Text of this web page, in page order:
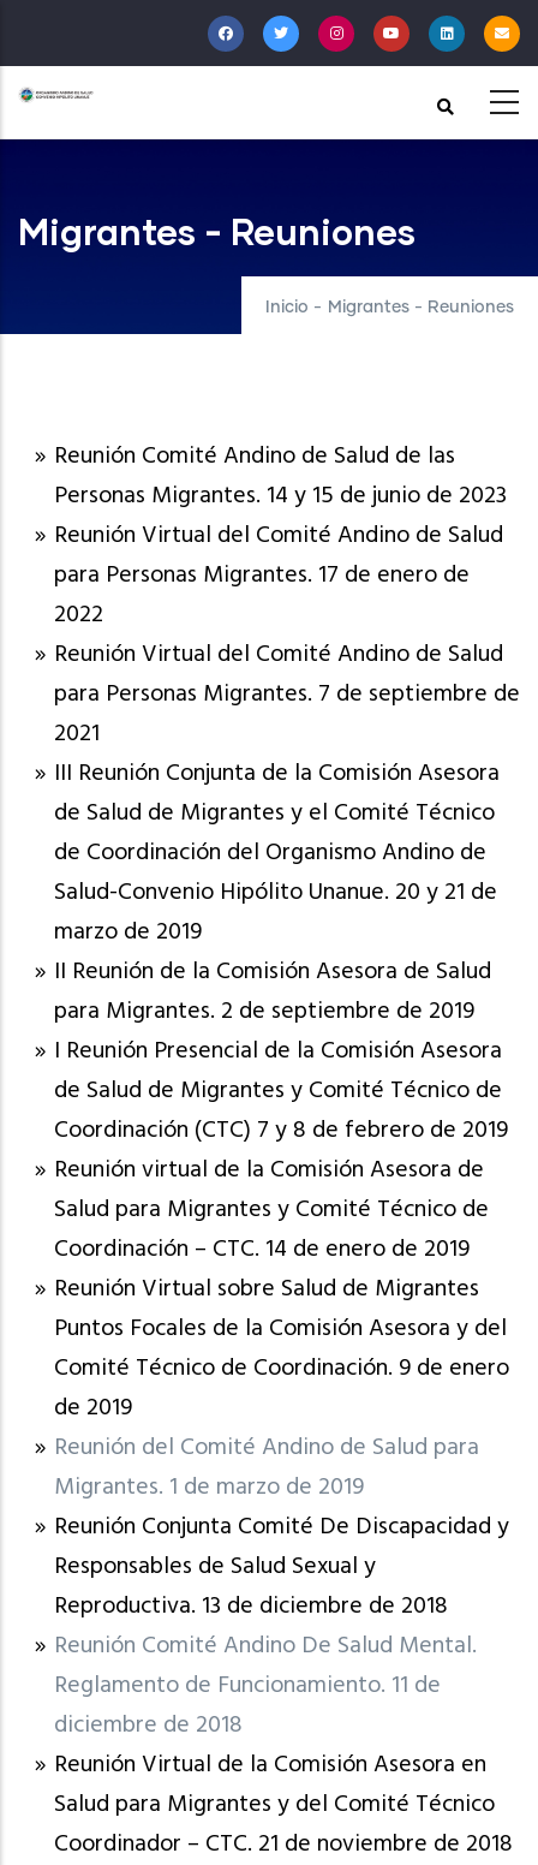
al
contenido
principal
Migrantes - Reuniones
Inicio - Migrantes - Reuniones
Reunión Comité Andino de Salud de las
Personas Migrantes. 14 y 15 de junio de 2023
Reunión Virtual del Comité Andino de Salud
para Personas Migrantes. 17 de enero de
2022
Reunión Virtual del Comité Andino de Salud
para Personas Migrantes. 7 de septiembre de
2021
III Reunión Conjunta de la Comisión Asesora
de Salud de Migrantes y el Comité Técnico
de Coordinación del Organismo Andino de
Salud-Convenio Hipólito Unanue. 20 y 21 de
marzo de 2019
II Reunión de la Comisión Asesora de Salud
para Migrantes. 2 de septiembre de 2019
I Reunión Presencial de la Comisión Asesora
de Salud de Migrantes y Comité Técnico de
Coordinación (CTC) 7 y 8 de febrero de 2019
Reunión virtual de la Comisión Asesora de
Salud para Migrantes y Comité Técnico de
Coordinación – CTC. 14 de enero de 2019
Reunión Virtual sobre Salud de Migrantes
Puntos Focales de la Comisión Asesora y del
Comité Técnico de Coordinación. 9 de enero
de 2019
Reunión del Comité Andino de Salud para
Migrantes. 1 de marzo de 2019
Reunión Conjunta Comité De Discapacidad y
Responsables de Salud Sexual y
Reproductiva. 13 de diciembre de 2018
Reunión Comité Andino De Salud Mental.
Reglamento de Funcionamiento. 11 de
diciembre de 2018
Reunión Virtual de la Comisión Asesora en
Salud para Migrantes y del Comité Técnico
Coordinador – CTC. 21 de noviembre de 2018